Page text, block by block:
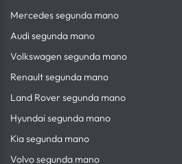
Mercedes segunda mano
Audi segunda mano
Volkswagen segunda mano
Renault segunda mano
Land Rover segunda mano
Hyundai segunda mano
Kia segunda mano
Volvo segunda mano